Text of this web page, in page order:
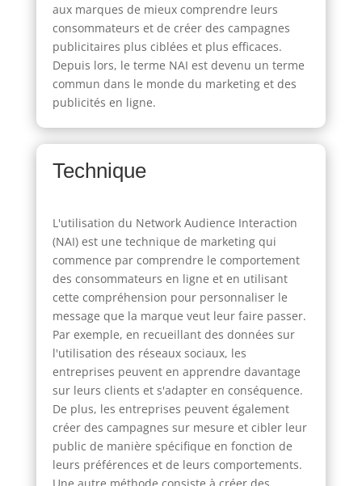
aux marques de mieux comprendre leurs
consommateurs et de créer des campagnes
publicitaires plus ciblées et plus efficaces.
Depuis lors, le terme NAI est devenu un terme
commun dans le monde du marketing et des
publicités en ligne.
Technique
L'utilisation du Network Audience Interaction
(NAI) est une technique de marketing qui
commence par comprendre le comportement
des consommateurs en ligne et en utilisant
cette compréhension pour personnaliser le
message que la marque veut leur faire passer.
Par exemple, en recueillant des données sur
l'utilisation des réseaux sociaux, les
entreprises peuvent en apprendre davantage
sur leurs clients et s'adapter en conséquence.
De plus, les entreprises peuvent également
créer des campagnes sur mesure et cibler leur
public de manière spécifique en fonction de
leurs préférences et de leurs comportements.